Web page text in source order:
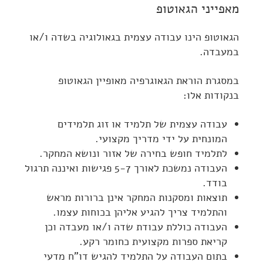
מאפייני הגאוטופ
הגאוטופ הינו עבודה עצמית בגאולוגיה בשדה ו/או
במעבדה.
במסגרת הוראת הגאוגרפיה מאופיין הגאוטופ
בנקודות אלו:
עבודה עצמית של תלמיד או זוג תלמידים
המונחית על ידי מדריך מקצועי.
לתלמיד חופש בחירה של אזור ונושא המחקר.
העבודה נמשכת לאורך 5-7 פגישות ואיננה תרגול
בודד.
תוצאות ומסקנות המחקר אינן ברורות מראש
והתלמיד צריך להגיע אליהן בכוחות עצמו.
העבודה כוללת עבודת שדה ו/או מעבדה וכן
קריאת ספרות מקצועית כחומר רקע.
בתום העבודה על התלמיד להגיש דו"ח מדעי